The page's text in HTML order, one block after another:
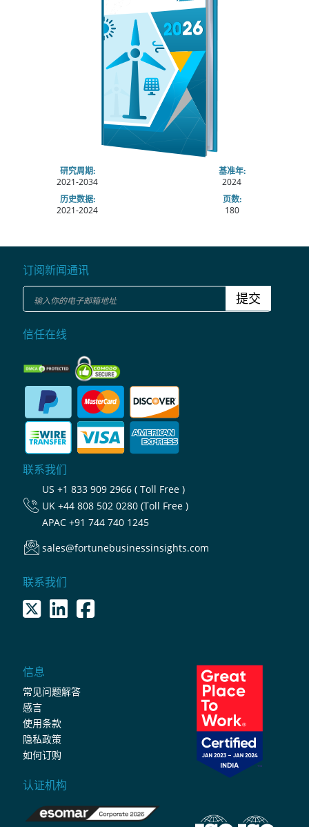
研究周期:
2021-2034
基准年:
2024
历史数据:
2021-2024
页数:
180
订阅新闻通讯
提交
信任在线
联系我们
US +1 833 909 2966 ( Toll Free )
UK +44 808 502 0280 (Toll Free )
APAC +91 744 740 1245
sales@fortunebusinessinsights.com
联系我们
信息
常见问题解答
感言
使用条款
隐私政策
如何订购
认证机构